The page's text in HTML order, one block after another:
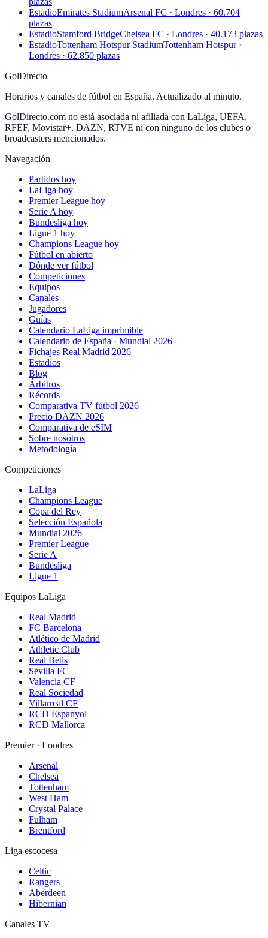
EstadioEmirates StadiumArsenal FC · Londres · 60.704
plazas
EstadioStamford BridgeChelsea FC · Londres · 40.173 plazas
EstadioTottenham Hotspur StadiumTottenham Hotspur ·
Londres · 62.850 plazas
GolDirecto
Horarios y canales de fútbol en España. Actualizado al minuto.
GolDirecto.com no está asociada ni afiliada con LaLiga, UEFA,
RFEF, Movistar+, DAZN, RTVE ni con ninguno de los clubes o
broadcasters mencionados.
Navegación
Partidos hoy
LaLiga hoy
Premier League hoy
Serie A hoy
Bundesliga hoy
Ligue 1 hoy
Champions League hoy
Fútbol en abierto
Dónde ver fútbol
Competiciones
Equipos
Canales
Jugadores
Guías
Calendario LaLiga imprimible
Calendario de España · Mundial 2026
Fichajes Real Madrid 2026
Estadios
Blog
Árbitros
Récords
Comparativa TV fútbol 2026
Precio DAZN 2026
Comparativa de eSIM
Sobre nosotros
Metodología
Competiciones
LaLiga
Champions League
Copa del Rey
Selección Española
Mundial 2026
Premier League
Serie A
Bundesliga
Ligue 1
Equipos LaLiga
Real Madrid
FC Barcelona
Atlético de Madrid
Athletic Club
Real Betis
Sevilla FC
Valencia CF
Real Sociedad
Villarreal CF
RCD Espanyol
RCD Mallorca
Premier · Londres
Arsenal
Chelsea
Tottenham
West Ham
Crystal Palace
Fulham
Brentford
Liga escocesa
Celtic
Rangers
Aberdeen
Hibernian
Canales TV